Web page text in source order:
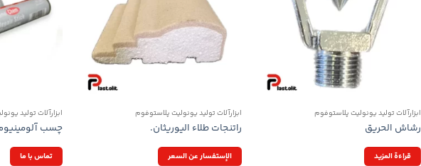
ابزارآلات تولید یونولیت پلاستوفوم
رشاش الحريق
قراءة المزيد
ابزارآلات تولید یونولیت پلاستوفوم
راتنجات طلاء اليوريثان.
الإستفسار عن السعر
ابزارآلات تولید
چسب
تماس با ما